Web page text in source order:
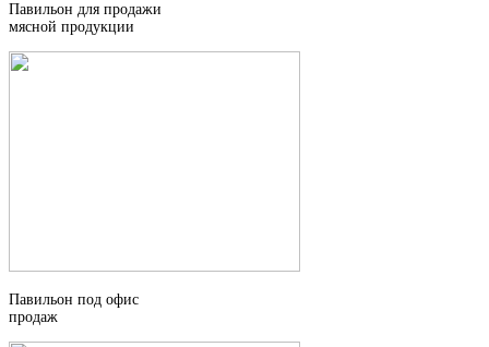
Павильон для продажи
мясной продукции
Павильон под офис
продаж